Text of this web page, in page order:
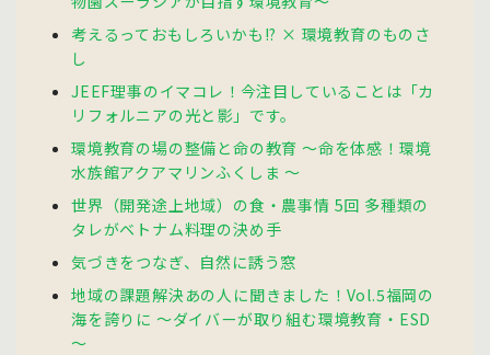
考えるっておもしろいかも!? × 環境教育のものさ
し
JEEF理事のイマコレ！今注目していることは「カ
リフォルニアの光と影」です。
環境教育の場の整備と命の教育 〜命を体感！環境
水族館アクアマリンふくしま 〜
世界（開発途上地域）の食・農事情 5回 多種類の
タレがベトナム料理の決め手
気づきをつなぎ、自然に誘う窓
地域の課題解決あの人に聞きました！Vol.5福岡の
海を誇りに ～ダイバーが取り組む環境教育・ESD
～